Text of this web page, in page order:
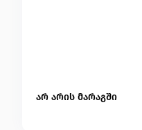
არ არის მარაგში